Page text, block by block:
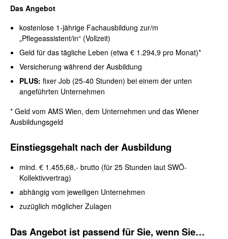
Das Angebot
kostenlose 1-jährige Fachausbildung zur/m
„Pflegeassistent/in“ (Vollzeit)
Geld für das tägliche Leben (etwa € 1.294,9 pro Monat)*
Versicherung während der Ausbildung
PLUS: fixer Job (25-40 Stunden) bei einem der unten
angeführten Unternehmen
* Geld vom AMS Wien, dem Unternehmen und das Wiener
Ausbildungsgeld
Einstiegsgehalt nach der Ausbildung
mind. € 1.455,68,- brutto (für 25 Stunden laut SWÖ-
Kollektivvertrag)
abhängig vom jeweiligen Unternehmen
zuzüglich möglicher Zulagen
Das Angebot ist passend für Sie, wenn Sie…